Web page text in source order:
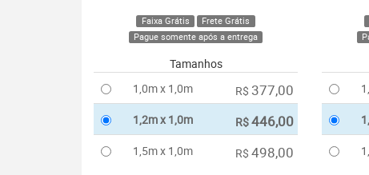
Faixa Grátis
Frete Grátis
Pague somente após a entrega
Tamanhos
1,0m x 1,0m
R$ 377,00
1,2m x 1,0m R$446,00
1,5m x 1,0m R$ 498,00